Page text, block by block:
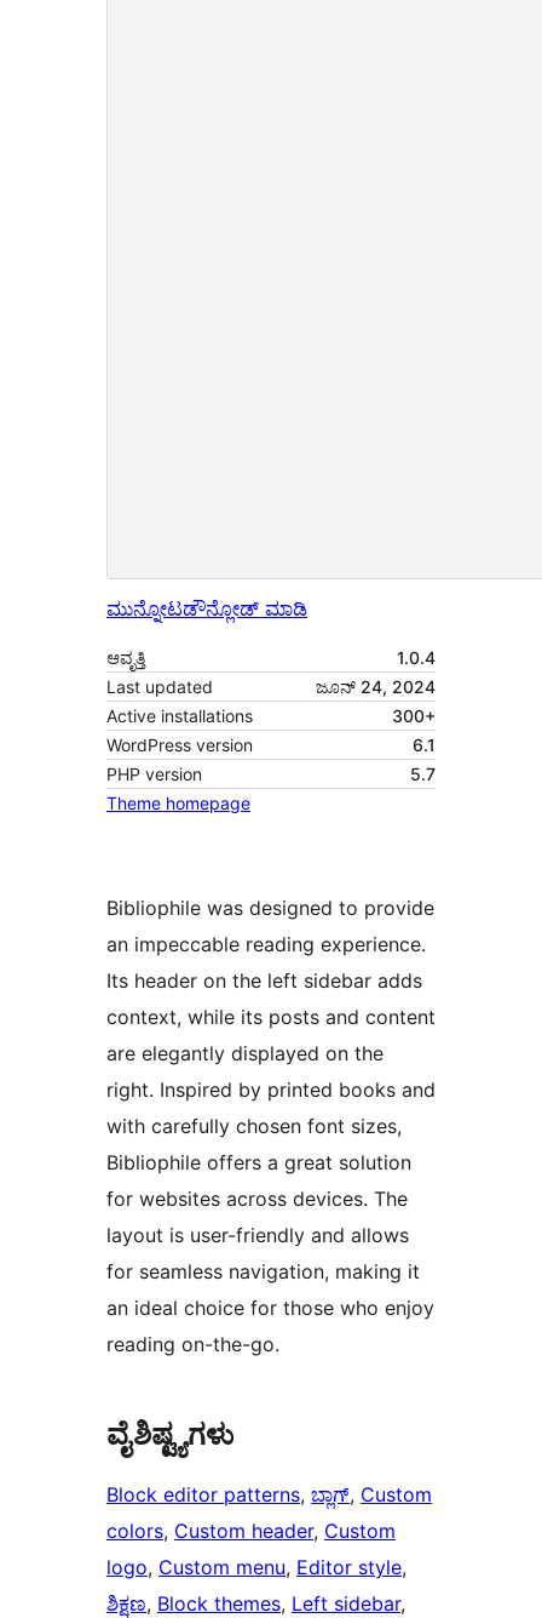
ಮುನ್ನೋಟಡೌನ್ಲೋಡ್ ಮಾಡಿ
ಆವೃತ್ತಿ
1.0.4
Last updated
ಜೂನ್ 24, 2024
Active installations
300+
WordPress version
6.1
PHP version
5.7
Theme homepage
Bibliophile was designed to provide
an impeccable reading experience.
Its header on the left sidebar adds
context, while its posts and content
are elegantly displayed on the
right. Inspired by printed books and
with carefully chosen font sizes,
Bibliophile offers a great solution
for websites across devices. The
layout is user-friendly and allows
for seamless navigation, making it
an ideal choice for those who enjoy
reading on-the-go.
ವೈಶಿಷ್ಟ್ಯಗಳು
Block editor patterns, ಬ್ಲಾಗ್, Custom
colors, Custom header, Custom
logo, Custom menu, Editor style
ಶಿಕ್ಷಣ, Block themes, Left sidebar